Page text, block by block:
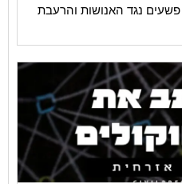
פשעים נגד האנושות והרעבת